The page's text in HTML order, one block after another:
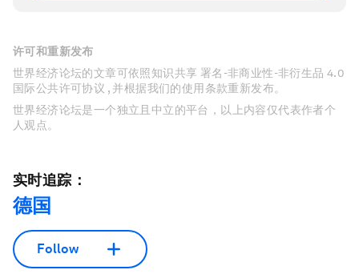
许可和重新发布
世界经济论坛的文章可依照知识共享 署名-非商业性-非衍生品 4.0
国际公共许可协议 , 并根据我们的使用条款重新发布。
世界经济论坛是一个独立且中立的平台，以上内容仅代表作者个
人观点。
实时追踪：
德国
Follow